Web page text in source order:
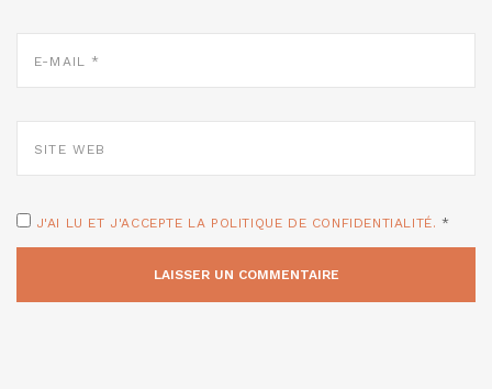
MAIL
WEB
J'AI LU ET J'ACCEPTE LA POLITIQUE DE CONFIDENTIALITÉ. *